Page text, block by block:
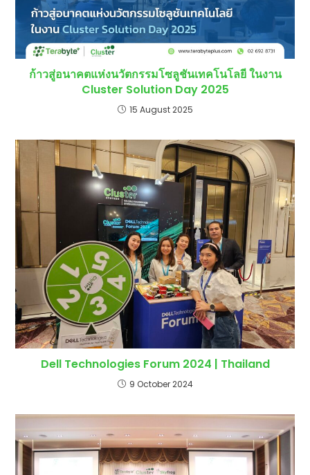
ก้าวสู่อนาคตแห่งนวัตกรรมโซลูชันเทคโนโลยี ในงาน
Cluster Solution Day 2025
15 August 2025
Dell Technologies Forum 2024 | Thailand
9 October 2024